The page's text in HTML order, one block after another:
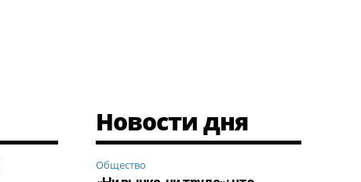
Новости дня
Общество